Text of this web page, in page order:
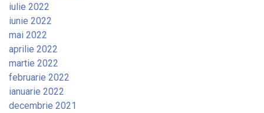
iulie 2022
iunie 2022
mai 2022
aprilie 2022
martie 2022
februarie 2022
ianuarie 2022
decembrie 2021